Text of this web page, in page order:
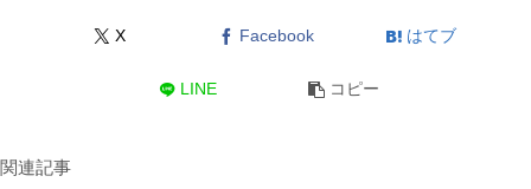
X Facebook はてブ
LINE コピー
関連記事